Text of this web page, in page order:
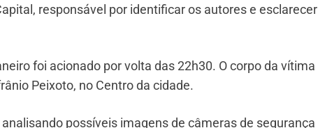
responsável por identificar os autores e esclarecer
foi acionado por volta das 22h30. O corpo da vítima
Peixoto, no Centro da cidade.
possíveis imagens de câmeras de segurança